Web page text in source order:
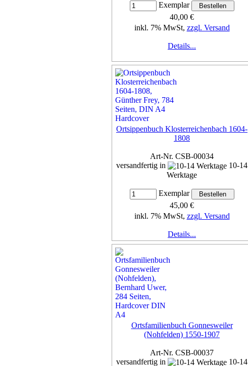
Exemplar
40,00 €
inkl. 7% MwSt, zzgl. Versand
Details...
Ortsippenbuch Klosterreichenbach 1604-
1808
Art-Nr. CSB-00034
versandfertig in
10-14
Werktage
Exemplar
45,00 €
inkl. 7% MwSt, zzgl. Versand
Details...
Ortsfamilienbuch Gonnesweiler
(Nohfelden) 1550-1907
Art-Nr. CSB-00037
versandfertig in
10-14